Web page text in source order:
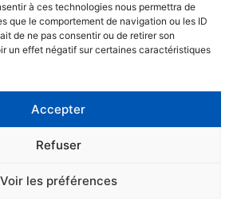
à ces technologies nous permettra de
que le comportement de navigation ou les ID
de ne pas consentir ou de retirer son
un effet négatif sur certaines caractéristiques
Accepter
Refuser
Voir les préférences